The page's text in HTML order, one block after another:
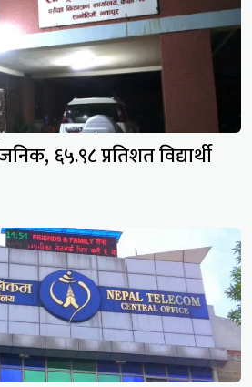
६५.९८ प्रतिशत विद्यार्थी